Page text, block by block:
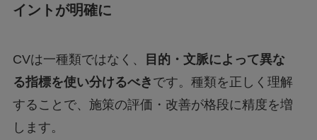
イントが明確に
CVは一種類ではなく、
目的・文脈によって異な
る指標を使い分けるべき です。種類を正しく理解
することで、施策の評価・改善が格段に精度を増
します。